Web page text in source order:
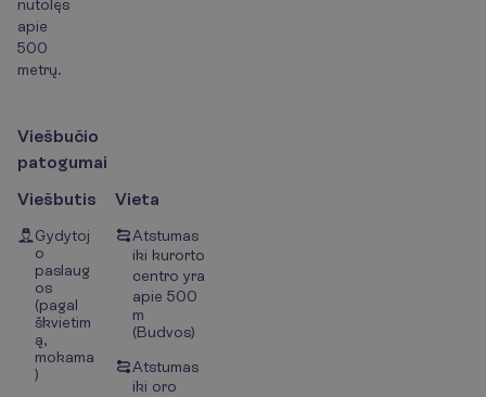
nutolęs
apie
500
metrų.
Viešbučio
patogumai
Viešbutis
Gydytoj
o
paslaug
os
(pagal
škvietim
ą,
mokama
)
Vieta
Atstumas
iki kurorto
centro yra
apie 500
m
(Budvos)
Atstumas
iki oro